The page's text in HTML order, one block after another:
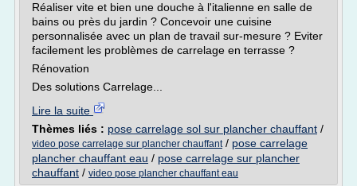
Réaliser vite et bien une douche à l'italienne en salle de
bains ou près du jardin ? Concevoir une cuisine
personnalisée avec un plan de travail sur-mesure ? Eviter
facilement les problèmes de carrelage en terrasse ?
Rénovation
Des solutions Carrelage...
Lire la suite
Thèmes liés : pose carrelage sol sur plancher chauffant /
video pose carrelage sur plancher chauffant/ pose carrelage
plancher chauffant eau / pose carrelage sur plancher
chauffant / video pose plancher chauffant eau